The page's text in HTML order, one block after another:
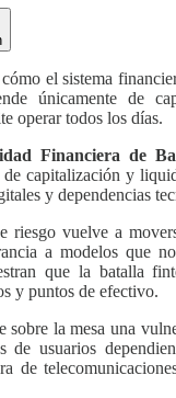
el sistema
únicamente de
operar todos los días.
Financiera de
capitalización y
y dependencias
riesgo vuelve a
a modelos que
que la batalla
y puntos de efectivo.
sobre la mesa una
de usuarios
de